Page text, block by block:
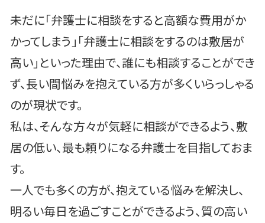
未だに「弁護士に相談をすると高額な費用がか
かってしまう」「弁護士に相談をするのは敷居が
高い」といった理由で、誰にも相談することができ
ず、長い間悩みを抱えている方が多くいらっしゃる
のが現状です。
私は、そんな方々が気軽に相談ができるよう、敷
居の低い、最も頼りになる弁護士を目指しておま
す。
一人でも多くの方が、抱えている悩みを解決し、
明るい毎日を過ごすことができるよう、質の高い